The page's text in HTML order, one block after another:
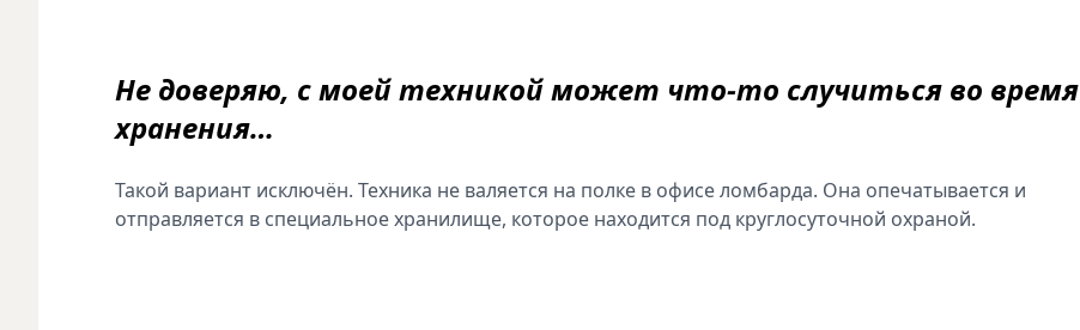
Не доверяю, с моей техникой может что-то случиться во время
хранения…
Такой вариант исключён. Техника не валяется на полке в офисе ломбарда. Она опечатывается и
отправляется в специальное хранилище, которое находится под круглосуточной охраной.